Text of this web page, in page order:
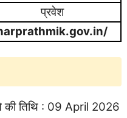
प्रवेश
की तिथि : 09 April 2026